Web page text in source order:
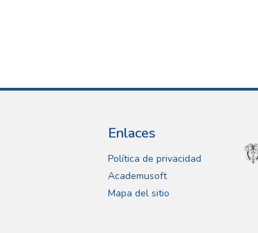
Enlaces
Política de privacidad
Academusoft
Mapa del sitio